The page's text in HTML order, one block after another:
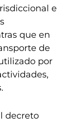
e
que en
de
por
decreto